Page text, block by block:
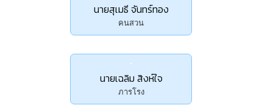
นายสุเมธี จันทร์ทอง
คนสวน
นายเฉลิม สิงห์ใจ
ภารโรง